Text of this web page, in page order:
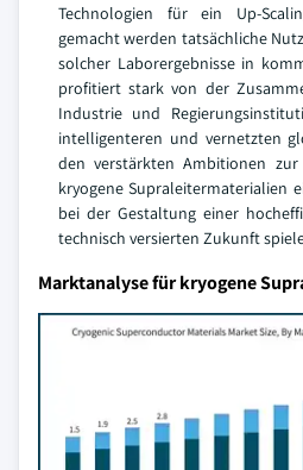
Technologien für ein Up-
gemacht werden tatsächliche
solcher Laborergebnisse in
profitiert stark von der
Industrie und
intelligenteren und vernetzten
den verstärkten Ambitionen zur
kryogene Supraleitermaterialien
bei der Gestaltung einer
technisch versierten Zukunft
Marktanalyse für kryogene